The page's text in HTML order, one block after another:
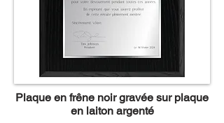
Plaque en frêne noir gravée sur plaque
en laiton argenté